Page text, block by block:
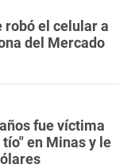
robó el celular a
del Mercado
fue víctima
en Minas y le